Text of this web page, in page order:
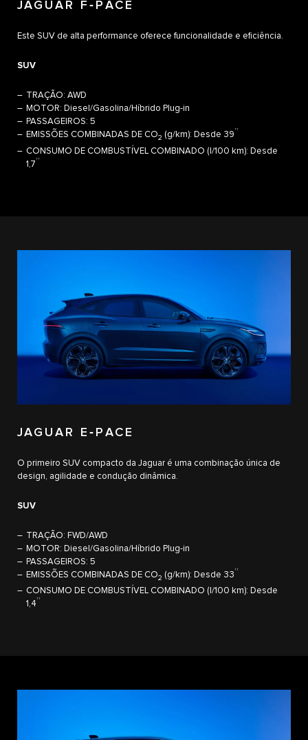
JAGUAR F‑PACE
Este SUV de alta performance oferece funcionalidade e eficiência.
SUV
TRAÇÃO: AWD
MOTOR: Diesel/Gasolina/Híbrido Plug-in
PASSAGEIROS: 5
EMISSÕES COMBINADAS DE CO2 (g/km): Desde 39††
CONSUMO DE COMBUSTÍVEL COMBINADO (l/100 km): Desde
1,7††
JAGUAR E‑PACE
O primeiro SUV compacto da Jaguar é uma combinação única de
design, agilidade e condução dinâmica.
SUV
TRAÇÃO: FWD/AWD
MOTOR: Diesel/Gasolina/Híbrido Plug-in
PASSAGEIROS: 5
EMISSÕES COMBINADAS DE CO2 (g/km): Desde 33††
CONSUMO DE COMBUSTÍVEL COMBINADO (l/100 km): Desde
1,4††